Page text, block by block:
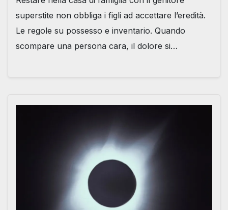
superstite non obbliga i figli ad accettare l’eredità.
Le regole su possesso e inventario. Quando
scompare una persona cara, il dolore si…